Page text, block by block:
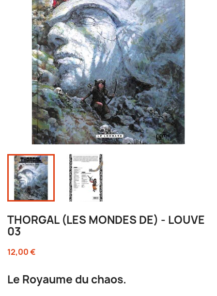
THORGAL (LES MONDES DE) - LOUVE
03
12,00 €
Le Royaume du chaos.